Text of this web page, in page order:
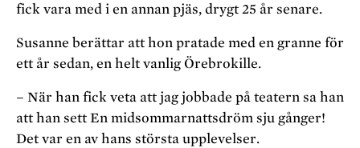
fick vara med i en annan pjäs, drygt 25 år senare.
Susanne berättar att hon pratade med en granne för
ett år sedan, en helt vanlig Örebrokille.
– När han fick veta att jag jobbade på teatern sa han
att han sett En midsommarnattsdröm sju gånger!
Det var en av hans största upplevelser.